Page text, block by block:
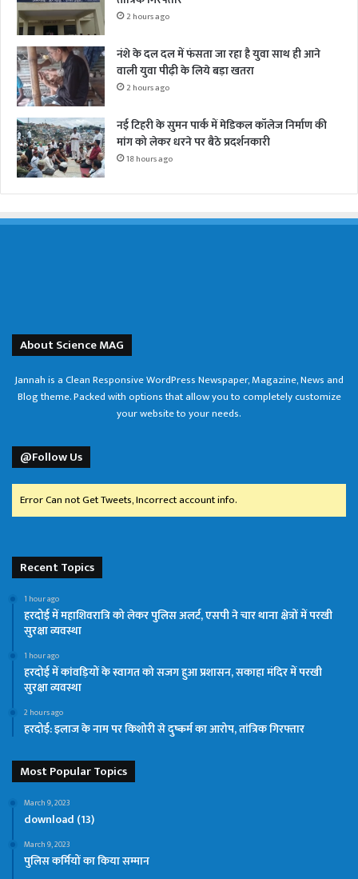
2 hours ago
नंशे के दल दल में फंसता जा रहा है युवा साथ ही आने
वाली युवा पीढ़ी के लिये बड़ा खतरा
2 hours ago
नई टिहरी के सुमन पार्क में मेडिकल कॉलेज निर्माण की
मांग को लेकर धरने पर बैठे प्रदर्शनकारी
18 hours ago
About Science MAG
Jannah is a Clean Responsive WordPress Newspaper, Magazine, News and
Blog theme. Packed with options that allow you to completely customize
your website to your needs.
@Follow Us
Error Can not Get Tweets, Incorrect account info.
Recent Topics
1 hour ago
हरदोई में महाशिवरात्रि को लेकर पुलिस अलर्ट, एसपी ने चार थाना क्षेत्रों में परखी
सुरक्षा व्यवस्था
1 hour ago
हरदोई में कांवड़ियों के स्वागत को सजग हुआ प्रशासन, सकाहा मंदिर में परखी
सुरक्षा व्यवस्था
2 hours ago
हरदोई: इलाज के नाम पर किशोरी से दुष्कर्म का आरोप, तांत्रिक गिरफ्तार
Most Popular Topics
March 9, 2023
download (13)
March 9, 2023
पुलिस कर्मियों का किया सम्मान